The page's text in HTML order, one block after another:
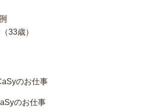
33歳）
のお仕事
のお仕事